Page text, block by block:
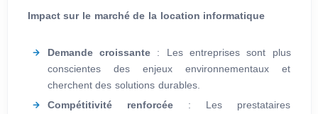
Impact sur le marché de la location informatique
Demande croissante: Les entreprises sont plus
conscientes des enjeux environnementaux et
cherchent des solutions durables.
Compétitivité renforcée: Les prestataires